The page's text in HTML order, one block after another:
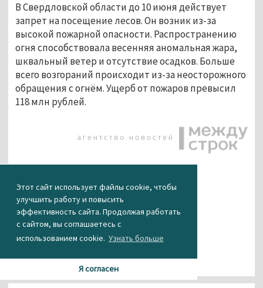
Этот сайт использует файлы cookie, чтобы
улучшить работу и повысить
эффективность сайта. Продолжая работать
с сайтом, вы соглашаетесь с
использованием cookie. Узнать больше
Я согласен
В Свердловской области до 10 июня действует
запрет на посещение лесов. Он возник из-за
высокой пожарной опасности. Распространению
огня способствовала весенняя аномальная жара,
шквальный ветер и отсутствие осадков. Больше
всего возгораний происходит из-за неосторожного
обращения с огнём. Ущерб от пожаров превысил
118 млн рублей.
0